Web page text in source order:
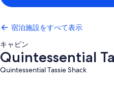
宿泊施設をすべて表示
キャビン
Quintessential
Quintessential Tassie Shack